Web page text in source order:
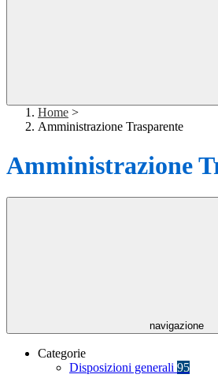
Home >
Amministrazione Trasparente
Amministrazione
navigazione
Categorie
Disposizioni generali 95